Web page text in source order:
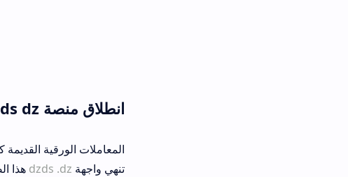
انطلاق منصة dzds dz البوابة الوطنية للخدمات الرقمية
المعاملات الورقية القديمة كانت تستنزف
dzds .dzهذا الصداع الإداري